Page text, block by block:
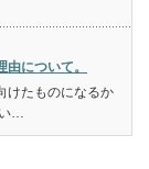
について。
けたものになるか
…